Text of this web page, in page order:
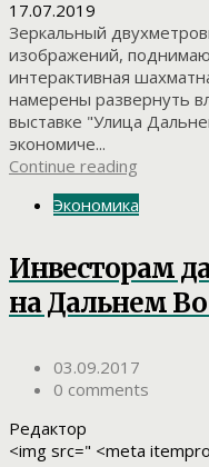
17.07.2019
Зеркальный
изображений,
интерактивная
намерены развернуть
выставке "Улица
экономиче...
Continue reading
Экономика
Инвесторам
на Дальнем
03.09.2017
0 comments
Редактор
<img src=" <meta